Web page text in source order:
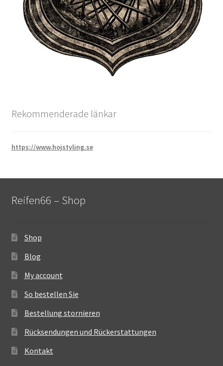
Rekommenderade länkar
https://www.hojstyling.se
Reifen66 – Shop
Shop
Blog
My account
So bestellen Sie
Bestellung stornieren
Rücksendungen und Rückerstattungen
Kontakt